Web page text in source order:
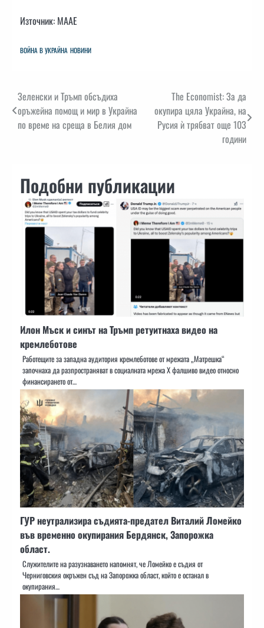
Източник: МААЕ
ВОЙНА В УКРАЙНА НОВИНИ
Навигация
Зеленски и Тръмп обсъдиха
оръжейна помощ и мир в Украйна
по време на среща в Белия дом
The Economist: За да
окупира цяла Украйна, на
Русия ѝ трябват още 103
години
Подобни публикации
Илон Мъск и синът на Тръмп ретуитнаха видео на
кремлеботове
Работещите за западна аудитория кремлеботове от мрежата „Матрешка“
започнаха да разпространяват в социалната мрежа X фалшиво видео относно
финансирането от…
ГУР неутрализира съдията-предател Виталий Ломейко
във временно окупирания Бердянск, Запорожка
област.
Служителите на разузнаването напомнят, че Ломейко е съдия от
Черниговския окръжен съд на Запорожка област, който е останал в
окупирания…